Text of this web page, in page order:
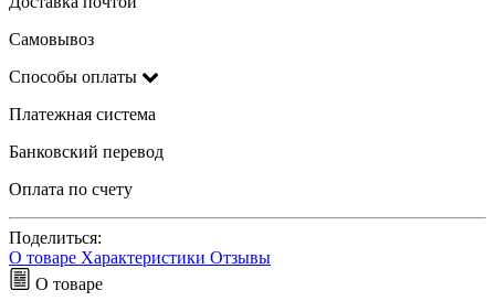
Самовывоз
Способы оплаты
Платежная система
Банковский перевод
Оплата по счету
Поделиться:
О товаре Характеристики Отзывы
О товаре